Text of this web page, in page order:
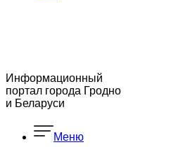
Информационный
портал города Гродно
и Беларуси
Меню